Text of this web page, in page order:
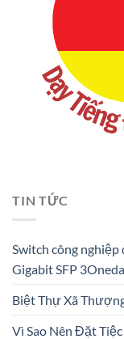
TIN TỨC
Switch công nghiệp
Gigabit SFP
Biệt Thự Xã
Vì Sao Nên Đặt